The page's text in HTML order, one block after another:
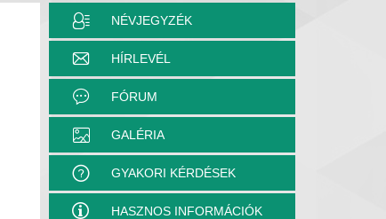
NÉVJEGYZÉK
HÍRLEVÉL
FÓRUM
GALÉRIA
GYAKORI KÉRDÉSEK
HASZNOS INFORMÁCIÓK